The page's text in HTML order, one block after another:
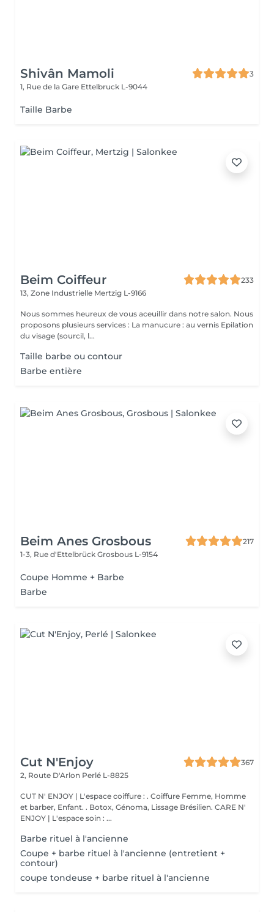
Shivân Mamoli
3
1, Rue de la Gare Ettelbruck L-9044
Taille Barbe
Beim Coiffeur
233
13, Zone Industrielle Mertzig L-9166
Nous sommes heureux de vous aceuillir dans notre salon. Nous
proposons plusieurs services : La manucure : au vernis Epilation
du visage (sourcil, l...
Taille barbe ou contour
Barbe entière
Beim Anes Grosbous
217
1-3, Rue d'Ettelbrück Grosbous L-9154
Coupe Homme + Barbe
Barbe
Cut N'Enjoy
367
2, Route D'Arlon Perlé L-8825
CUT N' ENJOY | L'espace coiffure : . Coiffure Femme, Homme
et barber, Enfant. . Botox, Génoma, Lissage Brésilien. CARE N'
ENJOY | L'espace soin : ...
Barbe rituel à l'ancienne
Coupe + barbe rituel à l'ancienne (entretient +
contour)
coupe tondeuse + barbe rituel à l'ancienne